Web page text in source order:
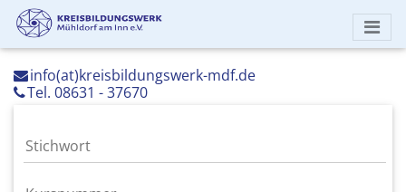
info(at)kreisbildungswerk-mdf.de
Tel. 08631 - 37670